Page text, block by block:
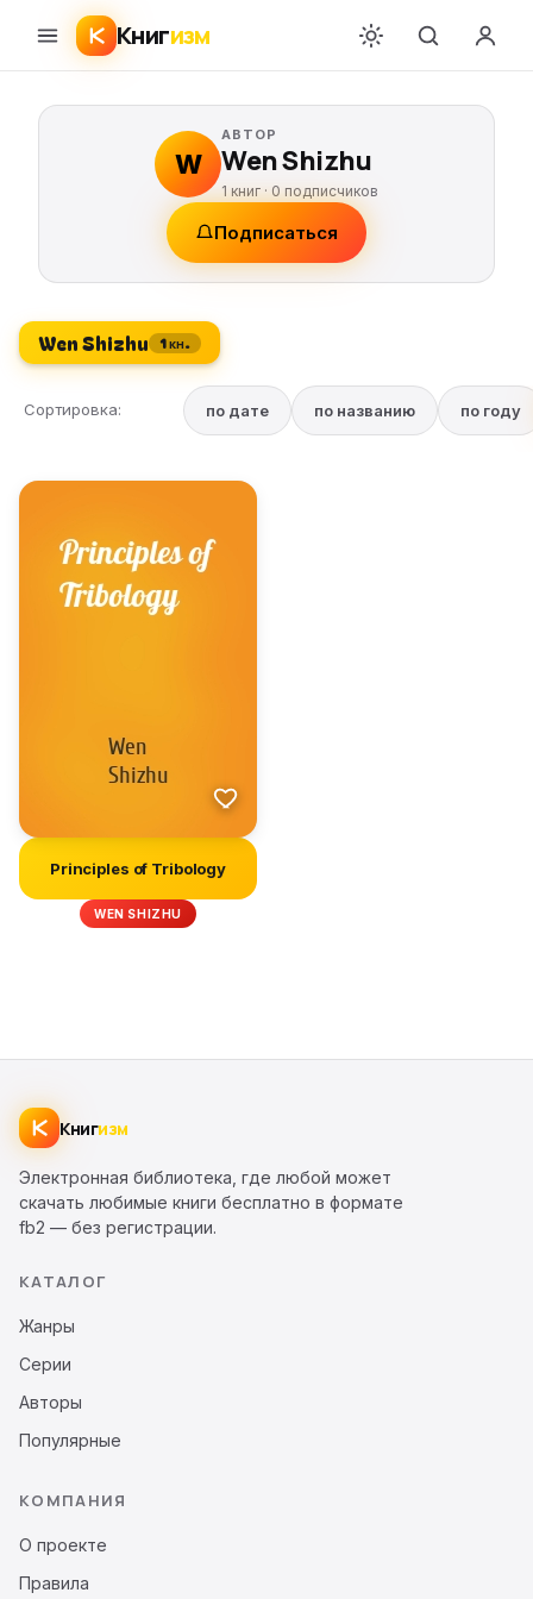
Книгизм
W
АВТОР
Wen Shizhu
1 книг · 0 подписчиков
Подписаться
Wen Shizhu 1 кн.
Сортировка: по дате по названию по году
Principles of Tribology
WEN SHIZHU
Книгизм
Электронная библиотека, где любой может
скачать любимые книги бесплатно в формате
fb2 — без регистрации.
КАТАЛОГ
Жанры
Серии
Авторы
Популярные
КОМПАНИЯ
О проекте
Правила